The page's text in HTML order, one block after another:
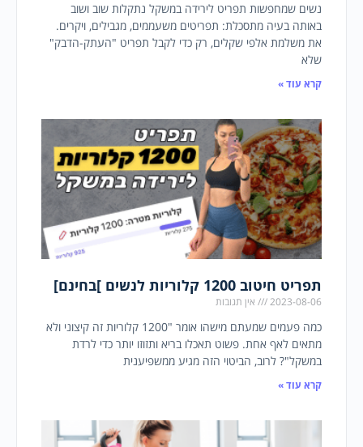
נשים שמחפשות תפריט לירידה במשקל נתקלות שוב ושוב
באותה בעיה מתסכלת: תפריטים משעממים, מגבילים, ויקרים.
את משלמת אלפי שקלים, רק כדי לקבל תפריט "העתק-הדבק"
שלא
קרא עוד »
תפריט חיטוב 1200 קלוריות לנשים ]בחינם]
2023-08-06 אין תגובות
כמה פעמים שמעתם מישהו אומר "1200 קלוריות זה קיצוני ולא
מתאים לאף אחת. פשוט תאכלו בריא ותזוזו יותר כדי לרדת
במשקל"? לרוב, הביטוי הזה מגיע ממשפיענית
קרא עוד »